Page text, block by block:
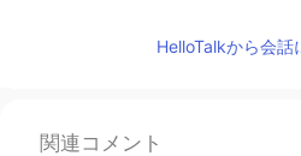
すね😋HelloTalkから会話
関連コメント